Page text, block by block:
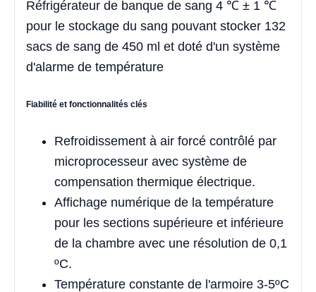
Réfrigérateur de banque de sang 4 ℃ ± 1 ℃
pour le stockage du sang pouvant stocker 132
sacs de sang de 450 ml et doté d'un système
d'alarme de température
Fiabilité et fonctionnalités clés
Refroidissement à air forcé contrôlé par
microprocesseur avec système de
compensation thermique électrique.
Affichage numérique de la température
pour les sections supérieure et inférieure
de la chambre avec une résolution de 0,1
ºC.
Température constante de l'armoire 3-5ºC